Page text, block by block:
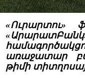
«Ուրարտու»
առաջատար
թիմի